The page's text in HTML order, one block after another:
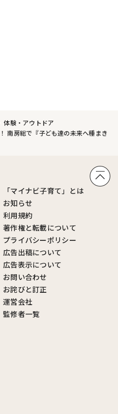
体験・アウトドア
南房総で『子ども達の未来へ種まき
「マイナビ子育て」とは
お知らせ
利用規約
著作権と転載について
プライバシーポリシー
広告出稿について
広告表示について
お問い合わせ
お詫びと訂正
運営会社
監修者一覧